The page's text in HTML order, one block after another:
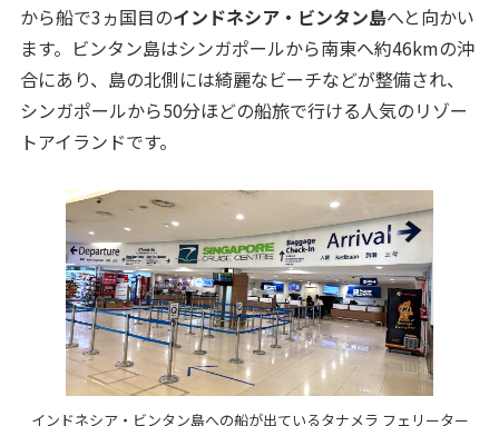
から船で3ヵ国目のインドネシア・ビンタン島へと向かい
ます。ビンタン島はシンガポールから南東へ約46kmの沖
合にあり、島の北側には綺麗なビーチなどが整備され、
シンガポールから50分ほどの船旅で行ける人気のリゾー
トアイランドです。
インドネシア・ビンタン島への船が出ているタナメラ フェリーター